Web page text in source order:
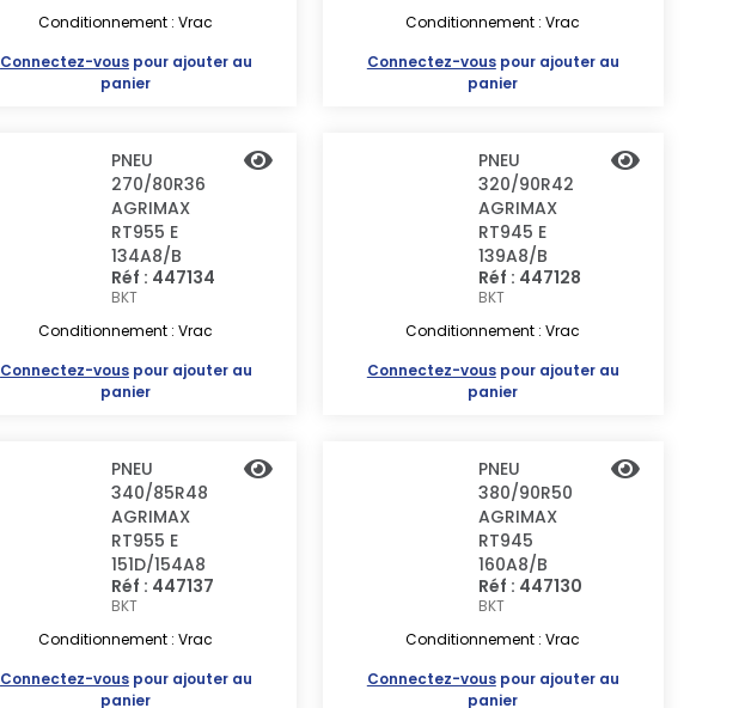
Conditionnement : Vrac
Connectez-vouspour ajouter au
panier
Conditionnement : Vrac
Connectez-vouspour ajouter au
panier
PNEU
270/80R36
AGRIMAX
RT955 E
134A8/B
Réf : 447134
BKT
Conditionnement : Vrac
Connectez-vouspour ajouter au
panier
PNEU
320/90R42
AGRIMAX
RT945 E
139A8/B
Réf : 447128
BKT
Conditionnement : Vrac
Connectez-vouspour ajouter au
panier
PNEU
340/85R48
AGRIMAX
RT955 E
151D/154A8
Réf : 447137
BKT
Conditionnement : Vrac
Connectez-vouspour ajouter au
panier
PNEU
380/90R50
AGRIMAX
RT945
160A8/B
Réf : 447130
BKT
Conditionnement : Vrac
Connectez-vouspour ajouter au
panier